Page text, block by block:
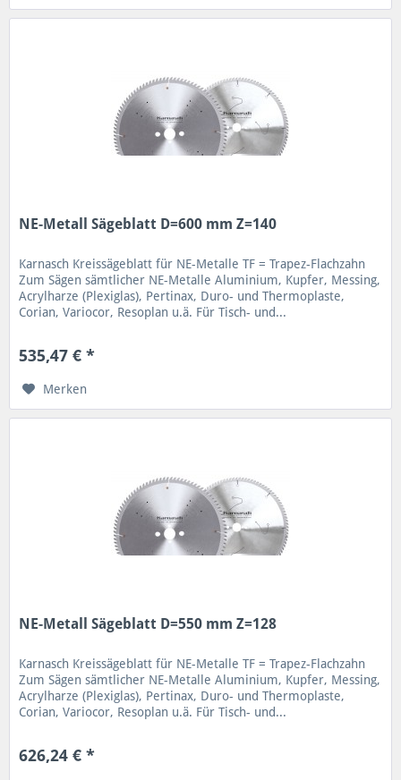
NE-Metall Sägeblatt D=600 mm Z=140
Karnasch Kreissägeblatt für NE-Metalle TF = Trapez-Flachzahn
Zum Sägen sämtlicher NE-Metalle Aluminium, Kupfer, Messing,
Acrylharze (Plexiglas), Pertinax, Duro- und Thermoplaste,
Corian, Variocor, Resoplan u.ä. Für Tisch- und...
535,47 € *
Merken
NE-Metall Sägeblatt D=550 mm Z=128
Karnasch Kreissägeblatt für NE-Metalle TF = Trapez-Flachzahn
Zum Sägen sämtlicher NE-Metalle Aluminium, Kupfer, Messing,
Acrylharze (Plexiglas), Pertinax, Duro- und Thermoplaste,
Corian, Variocor, Resoplan u.ä. Für Tisch- und...
626,24 € *